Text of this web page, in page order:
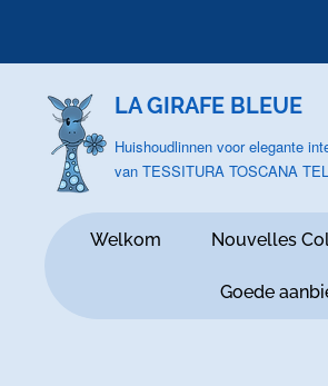
LA GIRAFE BLEUE
Huishoudlinnen voor elegante
van TESSITURA TOSCANA
Welkom Nouvelles
Goede